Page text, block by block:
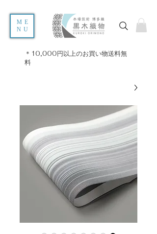
ME
NU
＊10,000円以上のお買い物送料無
料